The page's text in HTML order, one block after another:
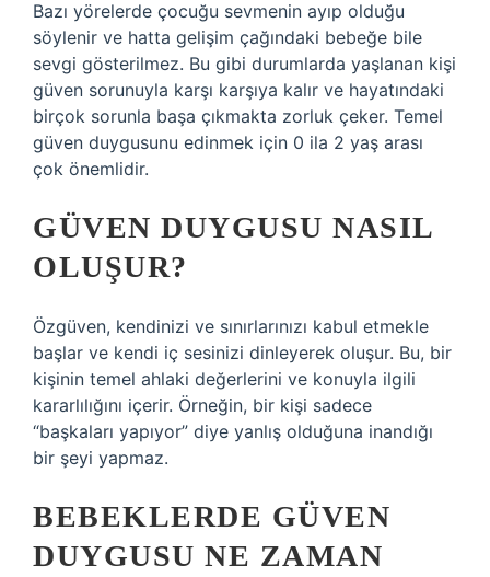
Bazı yörelerde çocuğu sevmenin ayıp olduğu
söylenir ve hatta gelişim çağındaki bebeğe bile
sevgi gösterilmez. Bu gibi durumlarda yaşlanan kişi
güven sorunuyla karşı karşıya kalır ve hayatındaki
birçok sorunla başa çıkmakta zorluk çeker. Temel
güven duygusunu edinmek için 0 ila 2 yaş arası
çok önemlidir.
GÜVEN DUYGUSU NASIL
OLUŞUR?
Özgüven, kendinizi ve sınırlarınızı kabul etmekle
başlar ve kendi iç sesinizi dinleyerek oluşur. Bu, bir
kişinin temel ahlaki değerlerini ve konuyla ilgili
kararlılığını içerir. Örneğin, bir kişi sadece
“başkaları yapıyor” diye yanlış olduğuna inandığı
bir şeyi yapmaz.
BEBEKLERDE GÜVEN
DUYGUSU NE ZAMAN